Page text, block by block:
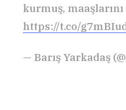
kurmuş,
https://t.co/
— Barış Yarkadaş